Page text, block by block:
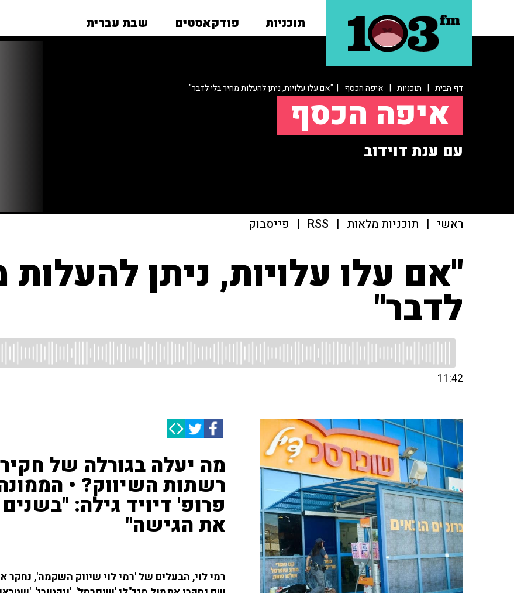
תוכניות פודקאסטים שבת עברית
דף הבית | תוכניות | איפה הכסף | "אם עלו עלויות, ניתן להעלות מחיר בלי לדבר"
איפה הכסף
עם ענת דוידוב
ראשי | תוכניות מלאות |
RSS
| פייסבוק
"אם עלו עלויות, ניתן להעלות
לדבר"
11:42
מה יעלה בגורלה של
רשתות השיווק? •
פרופ' דיויד גילה:
את הגישה"
רמי לוי, הבעלים של 'רמי לוי שיווק השקמה',